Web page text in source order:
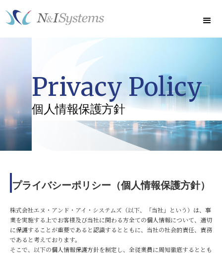
Privacy Policy
個人情報保護方針
プライバシーポリシー（個人情報保護方針）
株式会社エヌ・アンド・アイ・システムズ（以下、「当社」という）は、事
業を実施する上でお客様及び当社に関わる方全ての個人情報について、適切
に保護することが重要であると認識するとともに、当社の社会的責任、責務
であると考えております。
そこで、以下の個人情報保護方針を制定し、全従業員に周知徹底するととも